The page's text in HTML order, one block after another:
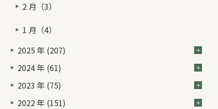
2 月（3）
1 月（4）
2025 年 (207)
2024 年 (61)
2023 年 (75)
2022 年 (151)